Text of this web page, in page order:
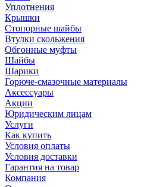
Уплотнения
Крышки
Стопорные шайбы
Втулки скольжения
Обгонные муфты
Шайбы
Шарики
Горюче-смазочные материалы
Аксессуары
Акции
Юридическим лицам
Услуги
Как купить
Условия оплаты
Условия доставки
Гарантия на товар
Компания